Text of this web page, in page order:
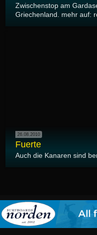
Zwischenstop am
Griechenland. mehr auf:
26.08.2010
Fuerte
Auch die Kanaren sind